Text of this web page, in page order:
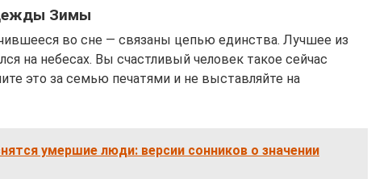
Зимы
во сне — связаны цепью единства. Лучшее из
на небесах. Вы счастливый человек такое сейчас
это за семью печатями и не выставляйте на
умершие люди: версии сонников о значении